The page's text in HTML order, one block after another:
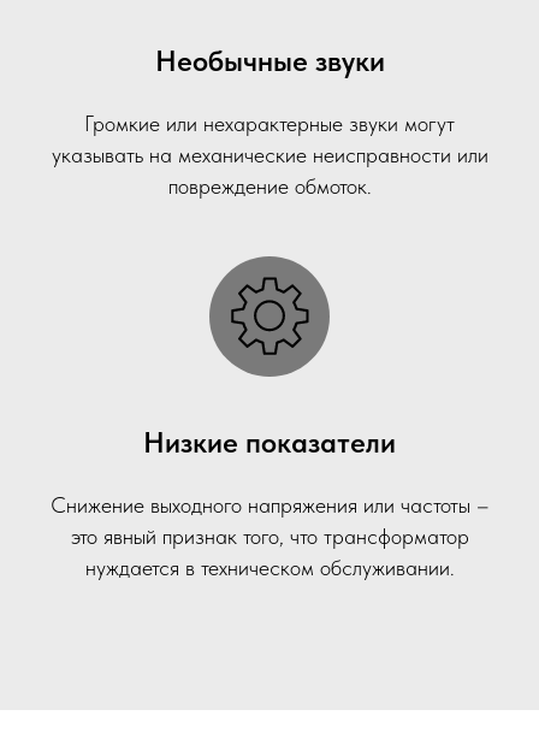
Необычные звуки
Громкие или нехарактерные звуки могут
указывать на механические неисправности или
повреждение обмоток.
Низкие показатели
Снижение выходного напряжения или частоты –
это явный признак того, что трансформатор
нуждается в техническом обслуживании.